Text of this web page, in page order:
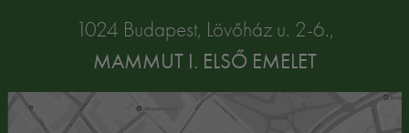
1024 Budapest, Lövőház u. 2-6.,
MAMMUT I. ELSŐ EMELET